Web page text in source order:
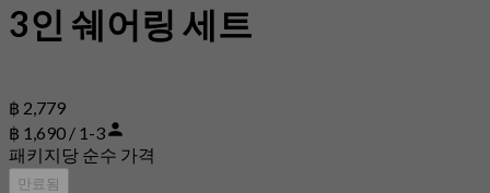
3인 쉐어링 세트
฿ 2,779
฿ 1,690 / 1-3
패키지당 순수 가격
만료됨